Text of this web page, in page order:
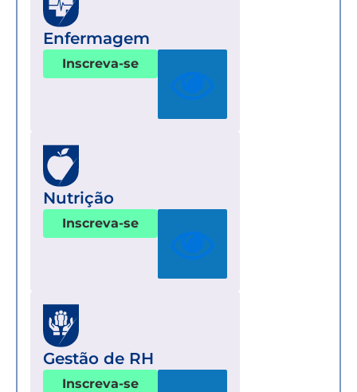
Enfermagem
Inscreva-se
Nutrição
Inscreva-se
Gestão de RH
Inscreva-se